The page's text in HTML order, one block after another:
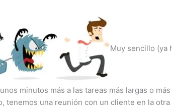
Muy sencillo (ya
minutos más a las tareas más largas o
tenemos una reunión con un cliente en la